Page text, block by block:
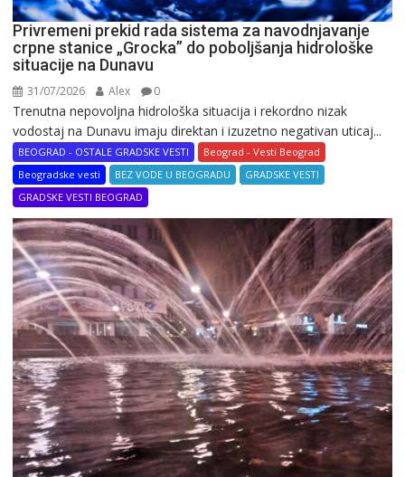
Privremeni prekid rada sistema za navodnjavanje
crpne stanice „Grocka” do poboljšanja hidrološke
situacije na Dunavu
31/07/2026 Alex 0
Trenutna nepovoljna hidrološka situacija i rekordno nizak
vodostaj na Dunavu imaju direktan i izuzetno negativan uticaj...
BEOGRAD - OSTALE GRADSKE VESTI
Beograd - Vesti Beograd
Beogradske vesti
BEZ VODE U BEOGRADU
GRADSKE VESTI
GRADSKE VESTI BEOGRAD